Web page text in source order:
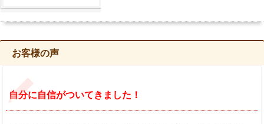
お客様の声
自分に自信がついてきました！